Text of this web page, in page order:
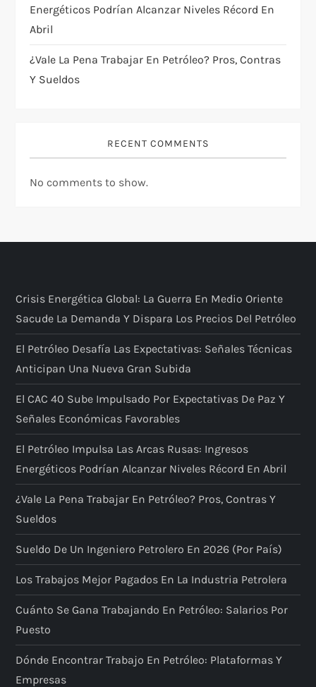
Energéticos Podrían Alcanzar Niveles Récord En
Abril
¿Vale La Pena Trabajar En Petróleo? Pros, Contras
Y Sueldos
RECENT COMMENTS
No comments to show.
Crisis Energética Global: La Guerra En Medio Oriente
Sacude La Demanda Y Dispara Los Precios Del Petróleo
El Petróleo Desafía Las Expectativas: Señales Técnicas
Anticipan Una Nueva Gran Subida
El CAC 40 Sube Impulsado Por Expectativas De Paz Y
Señales Económicas Favorables
El Petróleo Impulsa Las Arcas Rusas: Ingresos
Energéticos Podrían Alcanzar Niveles Récord En Abril
¿Vale La Pena Trabajar En Petróleo? Pros, Contras Y
Sueldos
Sueldo De Un Ingeniero Petrolero En 2026 (por País)
Los Trabajos Mejor Pagados En La Industria Petrolera
Cuánto Se Gana Trabajando En Petróleo: Salarios Por
Puesto
Dónde Encontrar Trabajo En Petróleo: Plataformas Y
Empresas